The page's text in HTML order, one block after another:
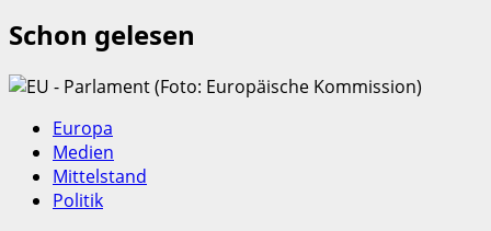
Schon gelesen
Europa
Medien
Mittelstand
Politik